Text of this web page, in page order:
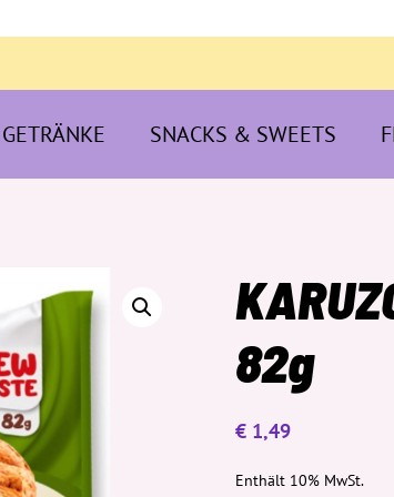
GETRÄNKE SNACKS & SWEETS
82g
€ 1,49
Enthält 10% MwSt.